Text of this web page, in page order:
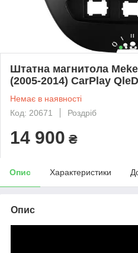
Штатна магнитола
(2005-2014) CarPlay QleD
Немає в наявності
Код: 20671
Роздріб
14 900 ₴
Опис Характеристики
Опис